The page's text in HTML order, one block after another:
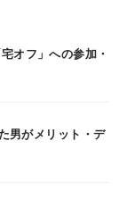
オフ」への参加・
男がメリット・デ